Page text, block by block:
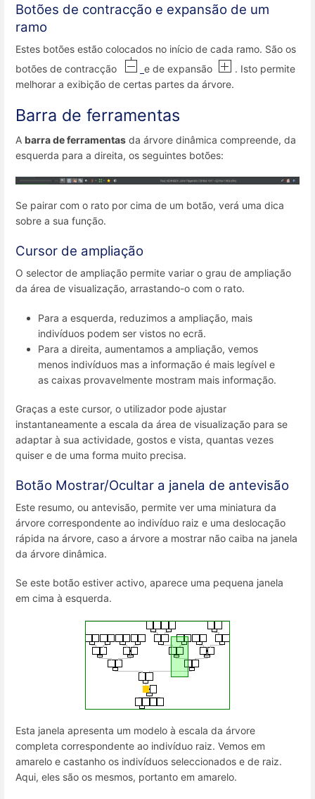
Botões de contracção e expansão de um
ramo
Estes botões estão colocados no início de cada ramo. São os
botões de contracção
e de expansão
. Isto permite
melhorar a exibição de certas partes da árvore.
Barra de ferramentas
A barra de ferramentas da árvore dinâmica compreende, da
esquerda para a direita, os seguintes botões:
Se pairar com o rato por cima de um botão, verá uma dica
sobre a sua função.
Cursor de ampliação
O selector de ampliação permite variar o grau de ampliação
da área de visualização, arrastando-o com o rato.
Para a esquerda, reduzimos a ampliação, mais
indivíduos podem ser vistos no ecrã.
Para a direita, aumentamos a ampliação, vemos
menos indivíduos mas a informação é mais legível e
as caixas provavelmente mostram mais informação.
Graças a este cursor, o utilizador pode ajustar
instantaneamente a escala da área de visualização para se
adaptar à sua actividade, gostos e vista, quantas vezes
quiser e de uma forma muito precisa.
Botão Mostrar/Ocultar a janela de antevisão
Este resumo, ou antevisão, permite ver uma miniatura da
árvore correspondente ao indivíduo raiz e uma deslocação
rápida na árvore, caso a árvore a mostrar não caiba na janela
da árvore dinâmica.
Se este botão estiver activo, aparece uma pequena janela
em cima à esquerda.
Esta janela apresenta um modelo à escala da árvore
completa correspondente ao indivíduo raiz. Vemos em
amarelo e castanho os indivíduos seleccionados e de raiz.
Aqui, eles são os mesmos, portanto em amarelo.